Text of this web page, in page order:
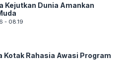
Kejutkan Dunia Amankan
- 08.19
Kotak Rahasia Awasi Program